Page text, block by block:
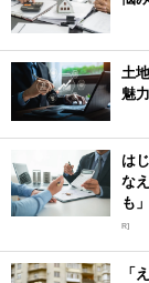
土
魅力
は
な
も
R]
「